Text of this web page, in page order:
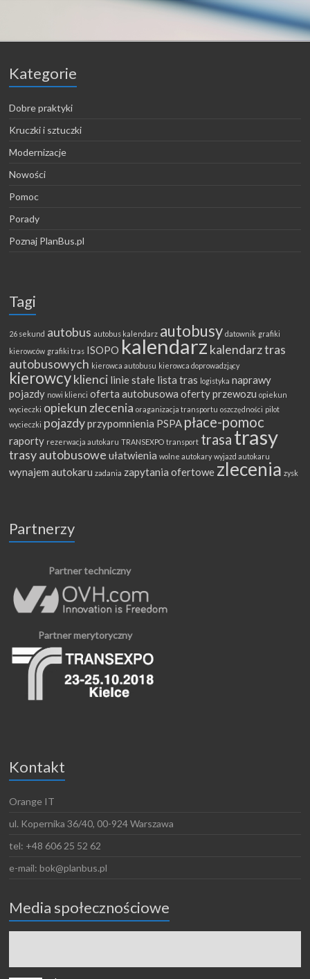
Kategorie
Dobre praktyki
Kruczki i sztuczki
Modernizacje
Nowości
Pomoc
Porady
Poznaj PlanBus.pl
Tagi
26 sekund autobus autobus kalendarz autobusy datownik grafiki
kierowców grafiki tras ISOPO kalendarz kalendarz tras
autobusowych kierowca autobusu kierowca doprowadzjący
kierowcyklienci linie stałe lista tras logistyka naprawy
pojazdy nowi klienci oferta autobusowa oferty przewozu opiekun
wycieczki opiekun zlecenia oraganizacja transportu oszczędności pilot
wycieczki pojazdyprzypomnienia PSPA płace-pomoc
raporty rezerwacja autokaru TRANSEXPO transport trasa trasy
trasy autobusowe ułatwienia wolne autokary wyjazd autokaru
wynajem autokaru zadania zapytania ofertowe zlecenia zysk
Partnerzy
Partner techniczny
Partner merytoryczny
Kontakt
Orange IT
ul. Kopernika 36/40, 00-924 Warszawa
tel: +48 606 25 52 62
e-mail: bok@planbus.pl
Media społecznościowe